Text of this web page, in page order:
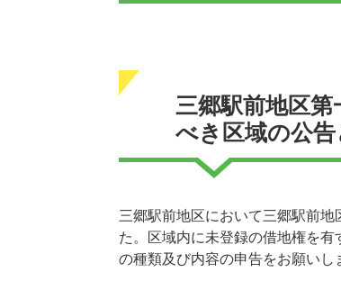
三郷駅前地区
べき区域の公
三郷駅前地区において三郷駅前
た。区域内に未登録の借地権を
の種類及び内容の申告をお願いし